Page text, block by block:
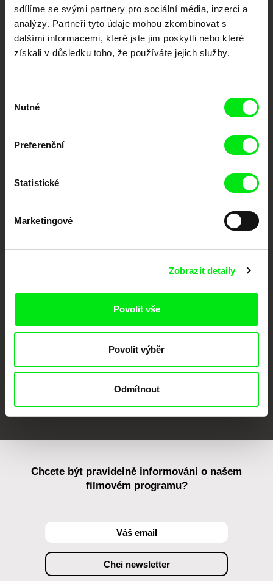
sdílíme se svými partnery pro sociální média, inzerci a
analýzy. Partneři tyto údaje mohou zkombinovat s
dalšími informacemi, které jste jim poskytli nebo které
získali v důsledku toho, že používáte jejich služby.
souhlasu
Nutné
Preferenční
Statistické
Marketingové
Zobrazit detaily
Povolit vše
Povolit výběr
Odmítnout
Vaše online
dokumentární kino
každý týden
Portál DAFilms.cz je výsledkem tvůrčí spolupráce 7 klíčových evropských
posouvat hranice dokumentárního filmu, propagovat jeho rozmanitost a
MFDF Ji.hlava
Chcete být pravidelně informováni o našem
filmovém programu?